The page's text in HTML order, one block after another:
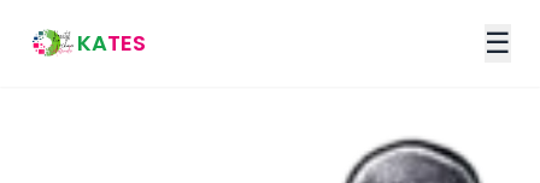
KATES ☰